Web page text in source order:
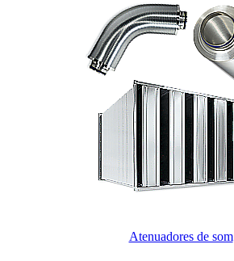
Atenuadores de som